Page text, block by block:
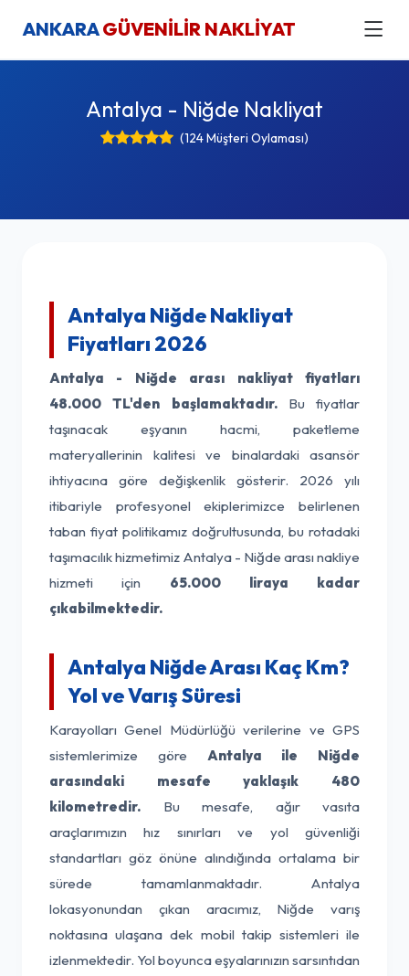
ANKARAGÜVENİLİR NAKLİYAT
Antalya - Niğde Nakliyat
(124 Müşteri Oylaması)
Antalya Niğde Nakliyat
Fiyatları 2026
Antalya - Niğde arası nakliyat fiyatları
48.000 TL'den başlamaktadır.Bu fiyatlar
taşınacak eşyanın hacmi, paketleme
materyallerinin kalitesi ve binalardaki asansör
ihtiyacına göre değişkenlik gösterir. 2026 yılı
itibariyle profesyonel ekiplerimizce belirlenen
taban fiyat politikamız doğrultusunda, bu rotadaki
taşımacılık hizmetimiz Antalya - Niğde arası nakliye
hizmeti için 65.000 liraya kadar
çıkabilmektedir.
Antalya Niğde Arası Kaç Km?
Yol ve Varış Süresi
Karayolları Genel Müdürlüğü verilerine ve GPS
sistemlerimize göre Antalya ile Niğde
arasındaki mesafe yaklaşık 480
kilometredir. Bu mesafe, ağır vasıta
araçlarımızın hız sınırları ve yol güvenliği
standartları göz önüne alındığında ortalama bir
sürede tamamlanmaktadır. Antalya
lokasyonundan çıkan aracımız, Niğde varış
noktasına ulaşana dek mobil takip sistemleri ile
izlenmektedir. Yol boyunca eşyalarınızın sarsıntıdan